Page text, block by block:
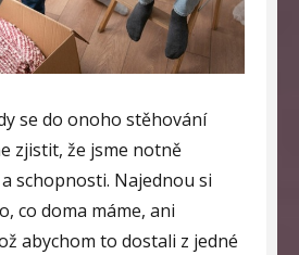
se do onoho stěhování
zjistit, že jsme notně
schopnosti. Najednou si
co doma máme, ani
abychom to dostali z jedné